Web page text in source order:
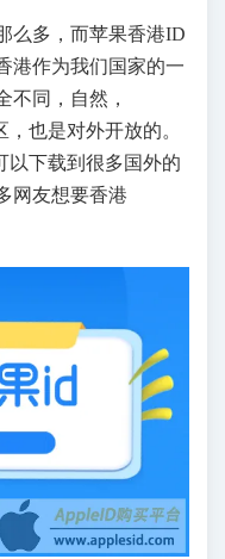
么多，而苹果香港ID
港作为我们国家的一
不同，自然，
也是对外开放的。
以下载到很多国外的
网友想要香港